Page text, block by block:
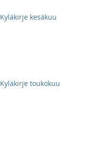
Kyläkirje kesäkuu
Kyläkirje toukokuu